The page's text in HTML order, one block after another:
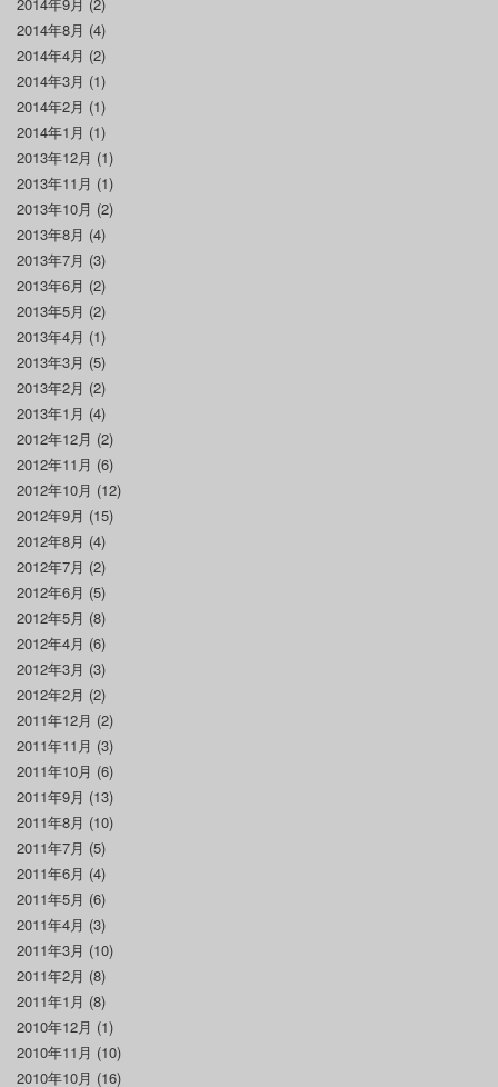
2014年8月 (4)
2014年4月 (2)
2014年3月 (1)
2014年2月 (1)
2014年1月 (1)
2013年12月 (1)
2013年11月 (1)
2013年10月 (2)
2013年8月 (4)
2013年7月 (3)
2013年6月 (2)
2013年5月 (2)
2013年4月 (1)
2013年3月 (5)
2013年2月 (2)
2013年1月 (4)
2012年12月 (2)
2012年11月 (6)
2012年10月 (12)
2012年9月 (15)
2012年8月 (4)
2012年7月 (2)
2012年6月 (5)
2012年5月 (8)
2012年4月 (6)
2012年3月 (3)
2012年2月 (2)
2011年12月 (2)
2011年11月 (3)
2011年10月 (6)
2011年9月 (13)
2011年8月 (10)
2011年7月 (5)
2011年6月 (4)
2011年5月 (6)
2011年4月 (3)
2011年3月 (10)
2011年2月 (8)
2011年1月 (8)
2010年12月 (1)
2010年11月 (10)
2010年10月 (16)